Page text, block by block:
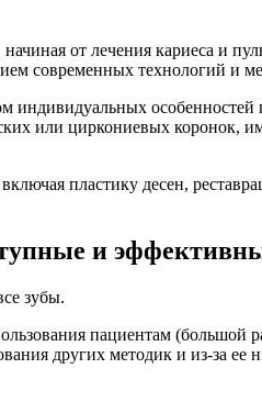
от лечения кариеса и
современных технологий и
индивидуальных
или циркониевых коронок,
пластику десен,
и
зубы.
пациентам (большой
других методик и из-за ее